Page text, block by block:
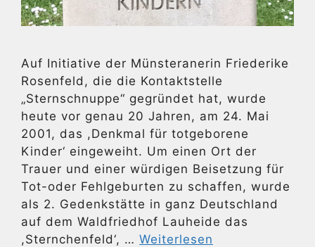
Auf Initiative der Münsteranerin Friederike
Rosenfeld, die die Kontaktstelle
„Sternschnuppe“ gegründet hat, wurde
heute vor genau 20 Jahren, am 24. Mai
2001, das ,Denkmal für totgeborene
Kinder‘ eingeweiht. Um einen Ort der
Trauer und einer würdigen Beisetzung für
Tot-oder Fehlgeburten zu schaffen, wurde
als 2. Gedenkstätte in ganz Deutschland
auf dem Waldfriedhof Lauheide das
,Sternchenfeld‘, … Weiterlesen